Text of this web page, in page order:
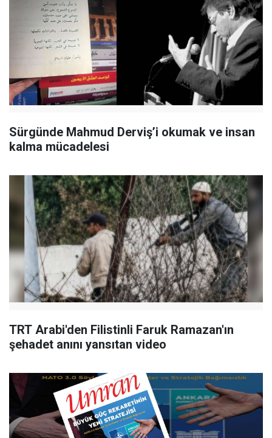
Sürgünde Mahmud Derviş’i okumak ve insan
kalma mücadelesi
TRT Arabi'den Filistinli Faruk Ramazan'ın
şehadet anını yansıtan video